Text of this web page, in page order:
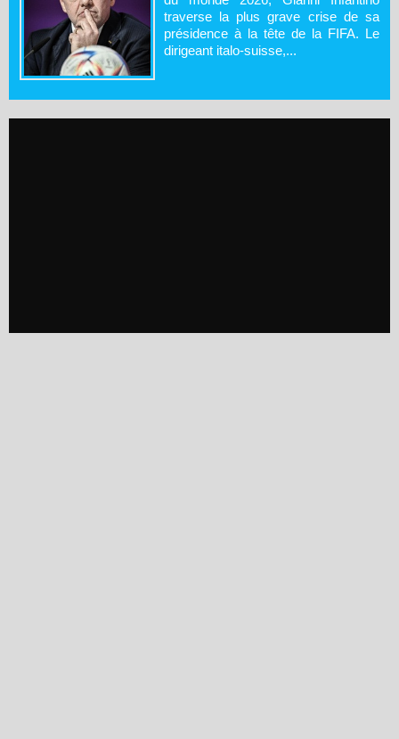
traverse la plus grave crise de sa
présidence à la tête de la FIFA. Le
dirigeant italo-suisse,...